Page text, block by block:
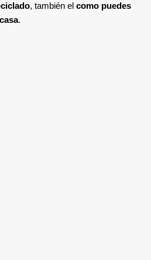
, también el como puedes
.